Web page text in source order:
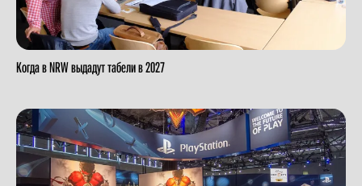
Когда в NRW выдадут табели в 2027